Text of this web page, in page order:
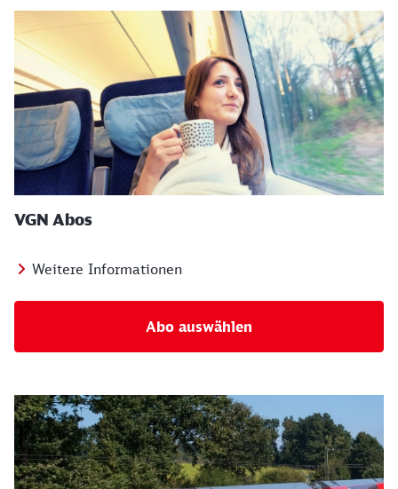
VGN Abos
Weitere Informationen
Abo auswählen